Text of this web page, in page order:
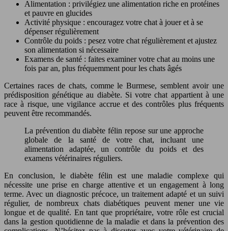
Alimentation : privilégiez une alimentation riche en protéines
et pauvre en glucides
Activité physique : encouragez votre chat à jouer et à se
dépenser régulièrement
Contrôle du poids : pesez votre chat régulièrement et ajustez
son alimentation si nécessaire
Examens de santé : faites examiner votre chat au moins une
fois par an, plus fréquemment pour les chats âgés
Certaines races de chats, comme le Burmese, semblent avoir une
prédisposition génétique au diabète. Si votre chat appartient à une
race à risque, une vigilance accrue et des contrôles plus fréquents
peuvent être recommandés.
La prévention du diabète félin repose sur une approche
globale de la santé de votre chat, incluant une
alimentation adaptée, un contrôle du poids et des
examens vétérinaires réguliers.
En conclusion, le diabète félin est une maladie complexe qui
nécessite une prise en charge attentive et un engagement à long
terme. Avec un diagnostic précoce, un traitement adapté et un suivi
régulier, de nombreux chats diabétiques peuvent mener une vie
longue et de qualité. En tant que propriétaire, votre rôle est crucial
dans la gestion quotidienne de la maladie et dans la prévention des